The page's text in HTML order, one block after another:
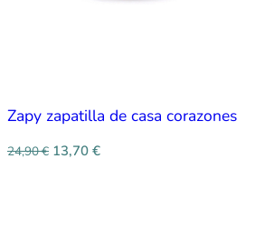
Zapy zapatilla de casa corazones
24,90€ 13,70 €